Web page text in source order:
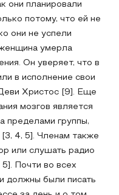
они планировали
потому, что ей не
они не успели
умерла
Он уверяет, что в
в исполнение свои
Христос [9]. Еще
мозгов является
пределами группы,
4, 5]. Членам также
или слушать радио
Почти во всех
должны были писать